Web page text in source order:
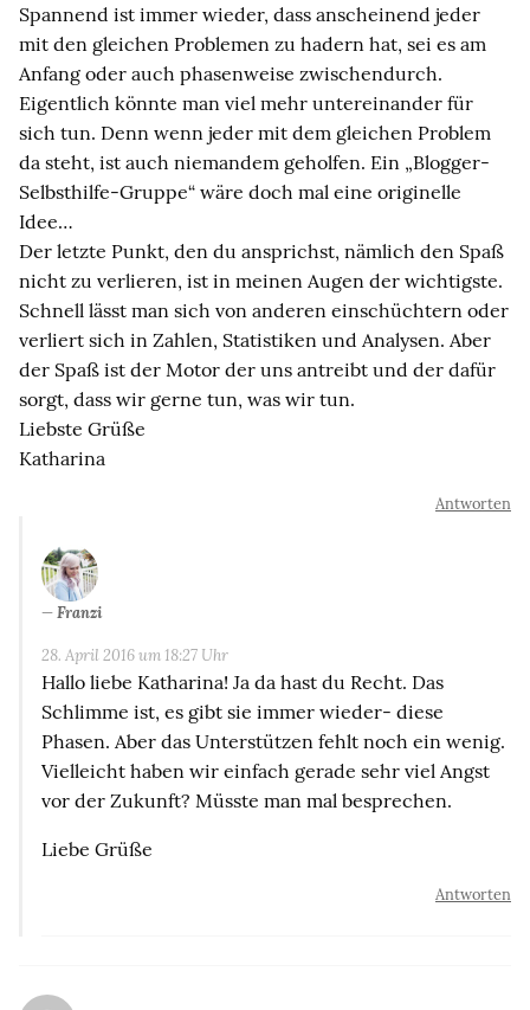
Spannend ist immer wieder, dass anscheinend jeder
mit den gleichen Problemen zu hadern hat, sei es am
Anfang oder auch phasenweise zwischendurch.
Eigentlich könnte man viel mehr untereinander für
sich tun. Denn wenn jeder mit dem gleichen Problem
da steht, ist auch niemandem geholfen. Ein „Blogger-
Selbsthilfe-Gruppe“ wäre doch mal eine originelle
Idee…
Der letzte Punkt, den du ansprichst, nämlich den Spaß
nicht zu verlieren, ist in meinen Augen der wichtigste.
Schnell lässt man sich von anderen einschüchtern oder
verliert sich in Zahlen, Statistiken und Analysen. Aber
der Spaß ist der Motor der uns antreibt und der dafür
sorgt, dass wir gerne tun, was wir tun.
Liebste Grüße
Katharina
Antworten
Franzi
28. April 2016 um 18:27 Uhr
Hallo liebe Katharina! Ja da hast du Recht. Das
Schlimme ist, es gibt sie immer wieder- diese
Phasen. Aber das Unterstützen fehlt noch ein wenig.
Vielleicht haben wir einfach gerade sehr viel Angst
vor der Zukunft? Müsste man mal besprechen.
Liebe Grüße
Antworten